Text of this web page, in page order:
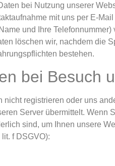
bei Nutzung unserer
mit uns per E-
und Ihre Telefonnummer)
löschen wir, nachdem die
bestehen.
bei Besuch
registrieren oder uns
Server übermittelt. Wenn
sind, um Ihnen unsere
f DSGVO):